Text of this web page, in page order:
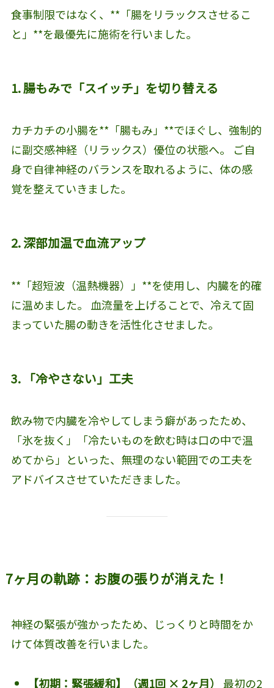
食事制限ではなく、**「腸をリラックスさせるこ
と」**を最優先に施術を行いました。
1. 腸もみで「スイッチ」を切り替える
カチカチの小腸を**「腸もみ」**でほぐし、強制的
に副交感神経（リラックス）優位の状態へ。 ご自
身で自律神経のバランスを取れるように、体の感
覚を整えていきました。
2. 深部加温で血流アップ
**「超短波（温熱機器）」**を使用し、内臓を的確
に温めました。 血流量を上げることで、冷えて固
まっていた腸の動きを活性化させました。
3. 「冷やさない」工夫
飲み物で内臓を冷やしてしまう癖があったため、
「氷を抜く」「冷たいものを飲む時は口の中で温
めてから」といった、無理のない範囲での工夫を
アドバイスさせていただきました。
7ヶ月の軌跡：お腹の張りが消えた！
神経の緊張が強かったため、じっくりと時間をか
けて体質改善を行いました。
【初期：緊張緩和】（週1回 × 2ヶ月） 最初の2